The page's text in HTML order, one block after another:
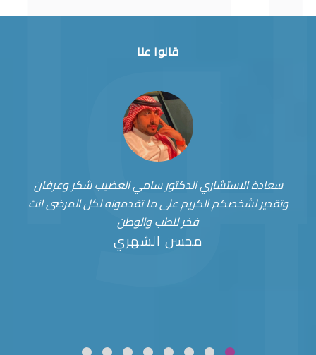
قالوا عنا
سعادة الاستشاري الدكتور سامي العضيب شكر وعرفان
وتقدير لشخصكم الكريم على ما تقدمونه لكل المرضى انت
فخر للطب والوطن
محسن الشهري